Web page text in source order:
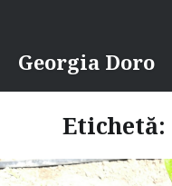
content
Georgia Doro
Etichetă: